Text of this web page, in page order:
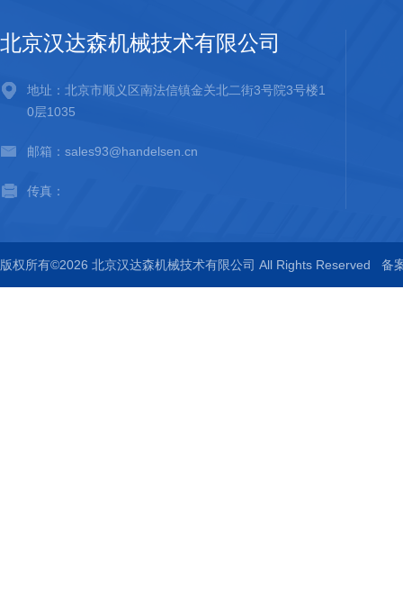
北京汉达森机械技术有限公司
地址：北京市顺义区南法信镇金关北二街3号院3号楼1
0层1035
邮箱：sales93@handelsen.cn
传真：
版权所有©2026 北京汉达森机械技术有限公司 All Rights Reserved 备